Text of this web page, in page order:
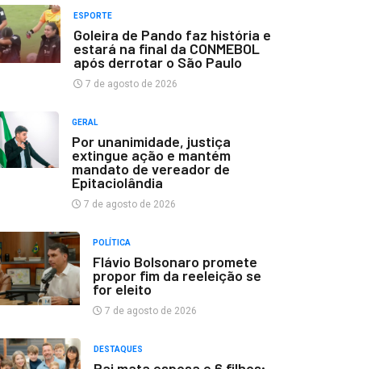
ESPORTE
Goleira de Pando faz história e
estará na final da CONMEBOL
após derrotar o São Paulo
7 de agosto de 2026
GERAL
Por unanimidade, justiça
extingue ação e mantém
mandato de vereador de
Epitaciolândia
7 de agosto de 2026
POLÍTICA
Flávio Bolsonaro promete
propor fim da reeleição se
for eleito
7 de agosto de 2026
DESTAQUES